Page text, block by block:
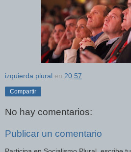
izquierda plural en 20:57
Compartir
No hay comentarios:
Publicar un comentario